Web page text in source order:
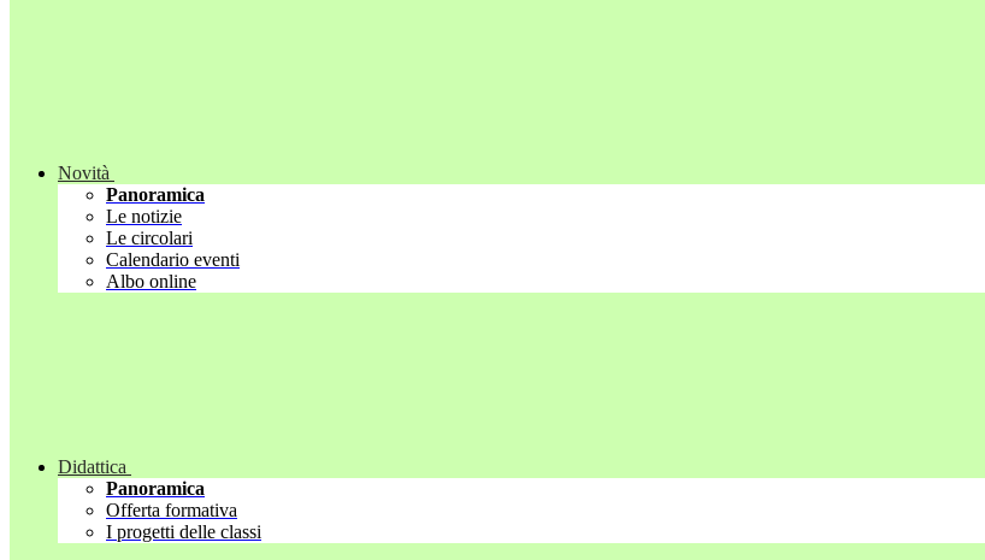
Novità
Panoramica
Le notizie
Le circolari
Calendario eventi
Albo online
Didattica
Panoramica
Offerta formativa
I progetti delle classi